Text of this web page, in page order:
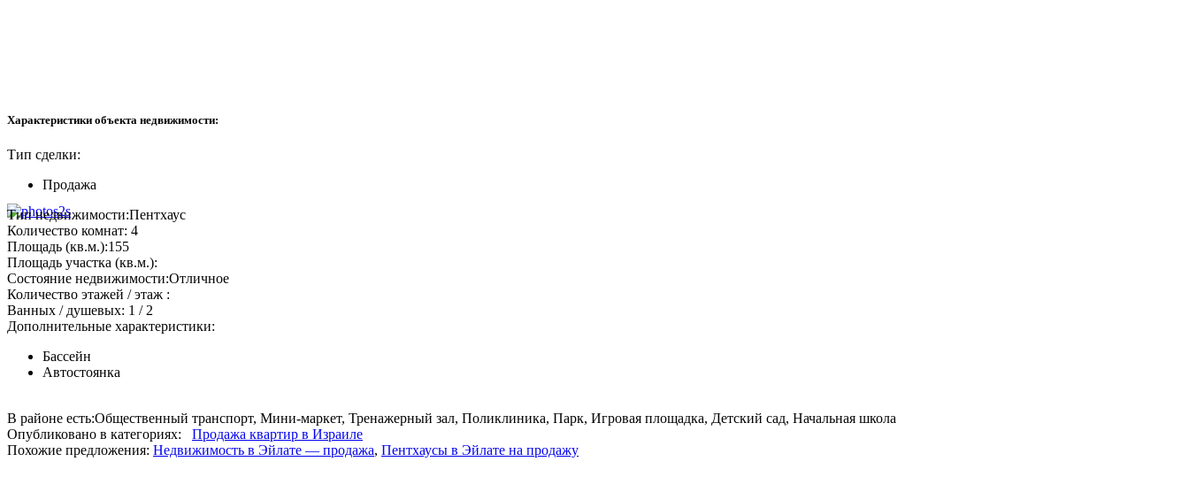
Характеристики объекта недвижимости:
Тип сделки:
Продажа
Тип недвижимости:Пентхаус
Количество комнат: 4
Площадь (кв.м.):155
Площадь участка (кв.м.):
Состояние недвижимости:Отличное
Количество этажей / этаж :
Ванных / душевых: 1 / 2
Дополнительные характеристики:
Бассейн
Автостоянка
В районе есть:Общественный транспорт, Мини-маркет, Тренажерный зал, Поликлиника, Парк, Игровая площадка, Детский сад, Начальная школа
Опубликовано в категориях: Продажа квартир в Израиле
Похожие предложения: Недвижимость в Эйлате — продажа, Пентхаусы в Эйлате на продажу